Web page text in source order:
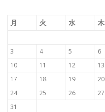
月 火 水 木
3
4 5 6
10
11 12 13
17
18 19 20
24
25 26 27
31